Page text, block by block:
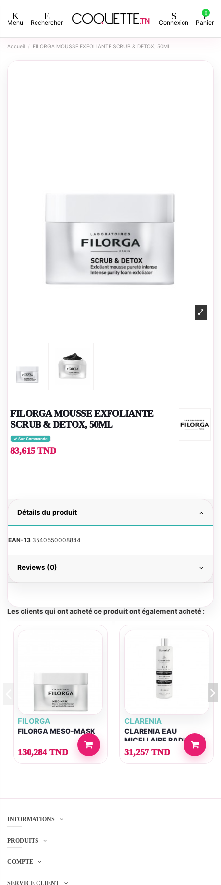
Menu Rechercher Connexion
0
Panier
Accueil FILORGA MOUSSE EXFOLIANTE SCRUB & DETOX, 50ML
FILORGA MOUSSE EXFOLIANTE
SCRUB & DETOX, 50ML
Sur Commande
83,615 TND
Détails du produit
EAN-13 3540550008844
Reviews (0)
Les clients qui ont acheté ce produit ont également acheté :
FILORGA
FILORGA MESO-MASK
130,284 TND
CLARENIA
CLARENIA EAU
MICELLAIRE RADIANCE
BOOSTER 3 EN 1 500ML
31,257 TND
INFORMATIONS
PRODUITS
COMPTE
SERVICE CLIENT